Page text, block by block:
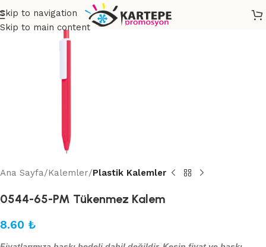
Skip to navigation
Skip to main content
Ana Sayfa Kalemler Plastik Kalemler
0544-65-PM Tükenmez Kalem
8.60 ₺